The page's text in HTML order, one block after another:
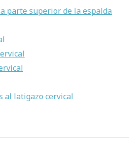
parte superior de la espalda
al latigazo cervical